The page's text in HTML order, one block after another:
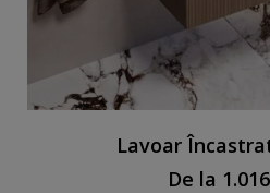
Lavoar
De la